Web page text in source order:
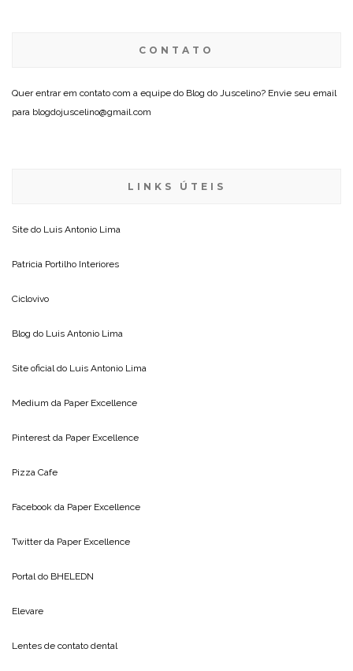
CONTATO
Quer entrar em contato com a equipe do Blog do Juscelino? Envie seu email
para blogdojuscelino@gmail.com
LINKS ÚTEIS
Site do Luis Antonio Lima
Patricia Portilho Interiores
Ciclovivo
Blog do Luis Antonio Lima
Site oficial do Luis Antonio Lima
Medium da Paper Excellence
Pinterest da Paper Excellence
Pizza Cafe
Facebook da Paper Excellence
Twitter da Paper Excellence
Portal do BHELEDN
Elevare
Lentes de contato dental